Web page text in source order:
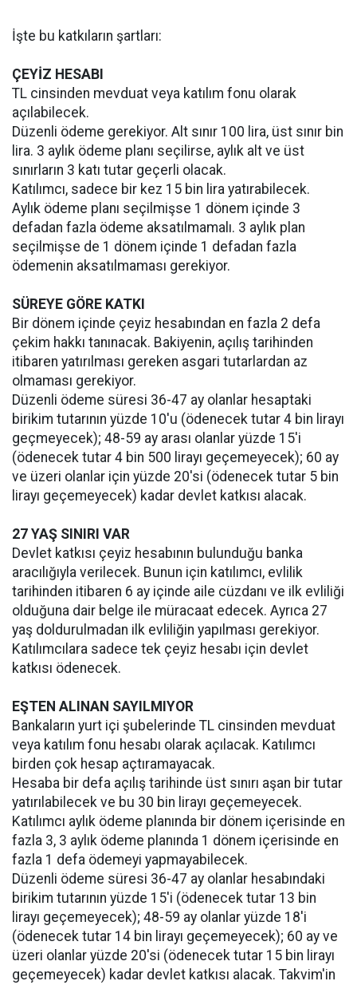
İşte bu katkıların şartları:
ÇEYİZ HESABI
TL cinsinden mevduat veya katılım fonu olarak
açılabilecek.
Düzenli ödeme gerekiyor. Alt sınır 100 lira, üst sınır bin
lira. 3 aylık ödeme planı seçilirse, aylık alt ve üst
sınırların 3 katı tutar geçerli olacak.
Katılımcı, sadece bir kez 15 bin lira yatırabilecek.
Aylık ödeme planı seçilmişse 1 dönem içinde 3
defadan fazla ödeme aksatılmamalı. 3 aylık plan
seçilmişse de 1 dönem içinde 1 defadan fazla
ödemenin aksatılmaması gerekiyor.
SÜREYE GÖRE KATKI
Bir dönem içinde çeyiz hesabından en fazla 2 defa
çekim hakkı tanınacak. Bakiyenin, açılış tarihinden
itibaren yatırılması gereken asgari tutarlardan az
olmaması gerekiyor.
Düzenli ödeme süresi 36-47 ay olanlar hesaptaki
birikim tutarının yüzde 10'u (ödenecek tutar 4 bin lirayı
geçmeyecek); 48-59 ay arası olanlar yüzde 15'i
(ödenecek tutar 4 bin 500 lirayı geçemeyecek); 60 ay
ve üzeri olanlar için yüzde 20'si (ödenecek tutar 5 bin
lirayı geçemeyecek) kadar devlet katkısı alacak.
27 YAŞ SINIRI VAR
Devlet katkısı çeyiz hesabının bulunduğu banka
aracılığıyla verilecek. Bunun için katılımcı, evlilik
tarihinden itibaren 6 ay içinde aile cüzdanı ve ilk evliliği
olduğuna dair belge ile müracaat edecek. Ayrıca 27
yaş doldurulmadan ilk evliliğin yapılması gerekiyor.
Katılımcılara sadece tek çeyiz hesabı için devlet
katkısı ödenecek.
EŞTEN ALINAN SAYILMIYOR
Bankaların yurt içi şubelerinde TL cinsinden mevduat
veya katılım fonu hesabı olarak açılacak. Katılımcı
birden çok hesap açtıramayacak.
Hesaba bir defa açılış tarihinde üst sınırı aşan bir tutar
yatırılabilecek ve bu 30 bin lirayı geçemeyecek.
Katılımcı aylık ödeme planında bir dönem içerisinde en
fazla 3, 3 aylık ödeme planında 1 dönem içerisinde en
fazla 1 defa ödemeyi yapmayabilecek.
Düzenli ödeme süresi 36-47 ay olanlar hesabındaki
birikim tutarının yüzde 15'i (ödenecek tutar 13 bin
lirayı geçemeyecek); 48-59 ay olanlar yüzde 18'i
(ödenecek tutar 14 bin lirayı geçemeyecek); 60 ay ve
üzeri olanlar yüzde 20'si (ödenecek tutar 15 bin lirayı
geçemeyecek) kadar devlet katkısı alacak. Takvim'in